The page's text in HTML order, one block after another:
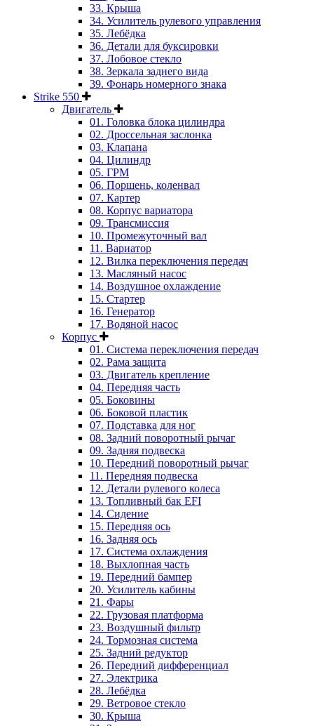
33. Крыша
34. Усилитель рулевого управления
35. Лебёдка
36. Детали для буксировки
37. Лобовое стекло
38. Зеркала заднего вида
39. Фонарь номерного знака
Strike 550
Двигатель
01. Головка блока цилиндра
02. Дроссельная заслонка
03. Клапана
04. Цилиндр
05. ГРМ
06. Поршень, коленвал
07. Картер
08. Корпус вариатора
09. Трансмиссия
10. Промежуточный вал
11. Вариатор
12. Вилка переключения передач
13. Масляный насос
14. Воздушное охлаждение
15. Стартер
16. Генератор
17. Водяной насос
Корпус
01. Система переключения передач
02. Рама защита
03. Двигатель крепление
04. Передняя часть
05. Боковины
06. Боковой пластик
07. Подставка для ног
08. Задний поворотный рычаг
09. Задняя подвеска
10. Передний поворотный рычаг
11. Передняя подвеска
12. Детали рулевого колеса
13. Топливный бак EFI
14. Сидение
15. Передняя ось
16. Задняя ось
17. Система охлаждения
18. Выхлопная часть
19. Передний бампер
20. Усилитель кабины
21. Фары
22. Грузовая платформа
23. Воздушный фильтр
24. Тормозная система
25. Задний редуктор
26. Передний дифференциал
27. Электрика
28. Лебёдка
29. Ветровое стекло
30. Крыша